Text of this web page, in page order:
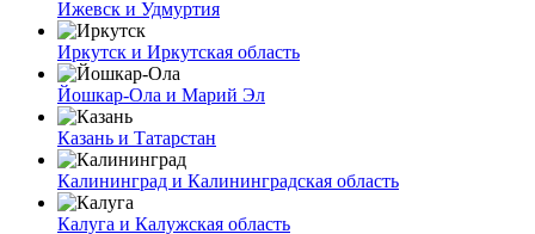
Ижевск и Удмуртия
Иркутск и Иркутская область
Йошкар-Ола и Марий Эл
Казань и Татарстан
Калининград и Калининградская область
Калуга и Калужская область